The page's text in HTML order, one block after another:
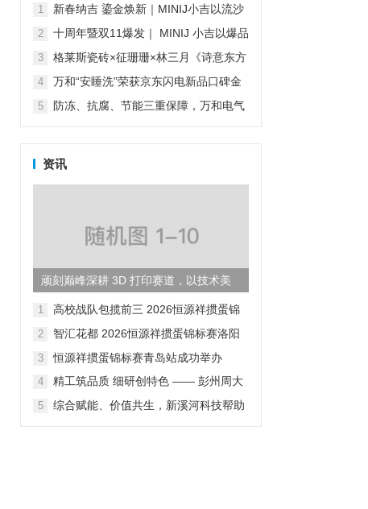
1
新春纳吉 鎏金焕新｜MINIJ小吉以流沙
2
十周年暨双11爆发｜ MINIJ 小吉以爆品
样
3
格莱斯瓷砖×征珊珊×林三月《诗意东方
4
万和“安睡洗”荣获京东闪电新品口碑金
5
防冻、抗腐、节能三重保障，万和电气
资讯
顽刻巅峰深耕 3D 打印赛道，以技术美
学重构国货鞋履产业新格...
1
高校战队包揽前三 2026恒源祥掼蛋锦
2
智汇花都 2026恒源祥掼蛋锦标赛洛阳
3 恒源祥掼蛋锦标赛青岛站成功举办
4
精工筑品质 细研创特色 —— 彭州周大
5
综合赋能、价值共生，新溪河科技帮助